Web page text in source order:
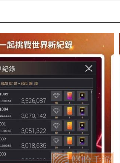
英雄2重装上阵中文手机版(孤胆英雄2
者荣耀手游中文攻略(王者荣耀韩服下
海盗手游攻略最新(加勒比海盗中文版
略手机游戏(恋爱攻略类游戏中文版)
舟巫恋的入职体检(明日方舟巫恋的入
么设置中文(prey怎么设置中文在epic
怎么调中文(unturned怎么好友联机)
雄2重装上阵中文手机版(孤胆英雄2重
生中文版攻略秘籍手游(荒岛求生简体
寒新手游戏攻略(极度深寒中文游戏)
戏中文版秘籍(袍子游戏解说)
罪2特隆普多伊要杀吗(约翰多伊游戏
的提高，我们还会体验到游戏的精
整个游戏充满了令人难忘的街机风格